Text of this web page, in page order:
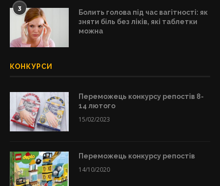
3
Болить голова під час вагітності: як
зняти біль без ліків, які таблетки
можна
КОНКУРСИ
Переможець конкурсу репостів 8-
14 лютого
15/02/2023
Переможець конкурсу репостів
14/10/2020